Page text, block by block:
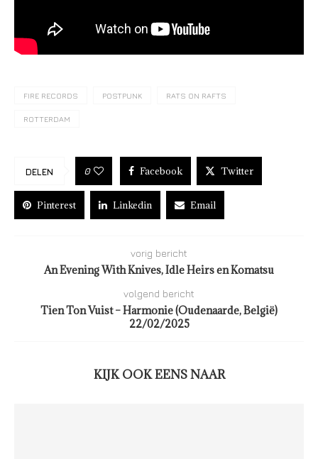
FIRE RECORDS POSTPUNK RATS ON RAFTS
ROTTERDAM
DELEN 0 Facebook Twitter
Pinterest Linkedin Email
vorig bericht
An Evening With Knives, Idle Heirs en Komatsu
volgend bericht
Tien Ton Vuist – Harmonie (Oudenaarde, België)
22/02/2025
KIJK OOK EENS NAAR